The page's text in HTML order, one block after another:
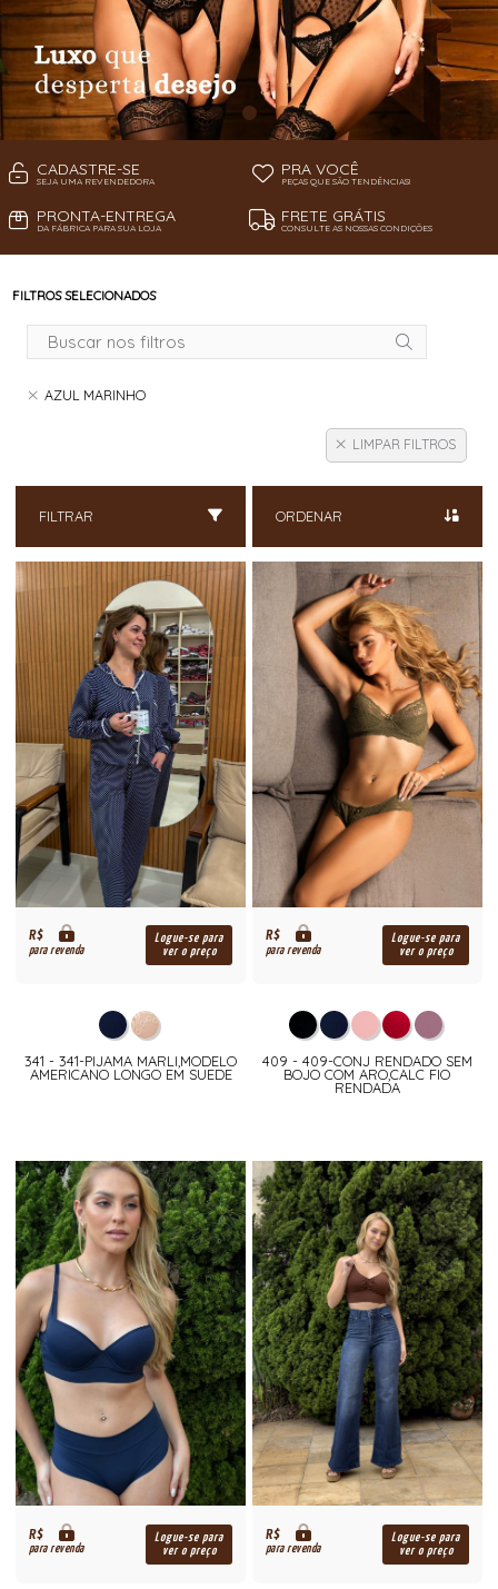
CADASTRE-SE
SEJA UMA REVENDEDORA
PRA VOCÊ
PEÇAS QUE SÃO TENDÊNCIAS!
PRONTA-ENTREGA
DA FÁBRICA PARA SUA LOJA
FRETE GRÁTIS
CONSULTE AS NOSSAS CONDIÇÕES
FILTROS SELECIONADOS
AZUL MARINHO
LIMPAR FILTROS
FILTRAR ORDENAR
R$
para revenda
Logue-se para
ver o preço
341 - 341-PIJAMA MARLI,MODELO
AMERICANO LONGO EM SUEDE
R$
para revenda
Logue-se para
ver o preço
409 - 409-CONJ RENDADO SEM
BOJO COM ARO,CALC FIO
RENDADA
R$
para revenda
Logue-se para
ver o preço
R$
para revenda
Logue-se para
ver o preço